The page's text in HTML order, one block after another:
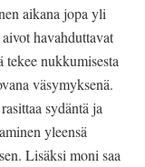
aikana jopa yli
havahduttavat
nukkumisesta
väsymyksenä.
sydäntä ja
yleensä
Lisäksi moni saa